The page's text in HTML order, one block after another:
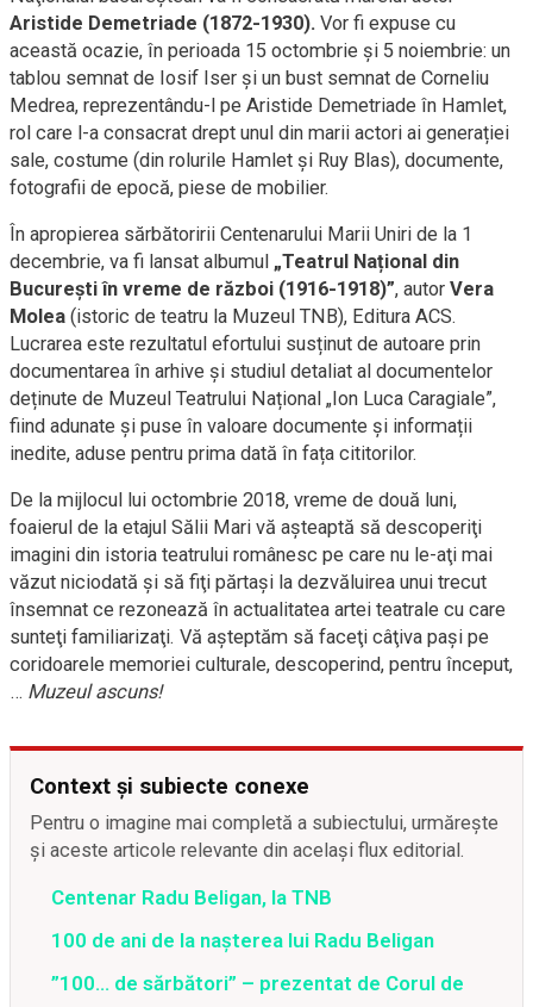
Aristide Demetriade (1872-1930). Vor fi expuse cu
această ocazie, în perioada 15 octombrie şi 5 noiembrie: un
tablou semnat de Iosif Iser și un bust semnat de Corneliu
Medrea, reprezentându-l pe Aristide Demetriade în Hamlet,
rol care l-a consacrat drept unul din marii actori ai generației
sale, costume (din rolurile Hamlet și Ruy Blas), documente,
fotografii de epocă, piese de mobilier.
În apropierea sărbătoririi Centenarului Marii Uniri de la 1
decembrie, va fi lansat albumul „Teatrul Național din
București în vreme de război (1916-1918)”, autor Vera
Molea (istoric de teatru la Muzeul TNB), Editura ACS.
Lucrarea este rezultatul efortului susținut de autoare prin
documentarea în arhive și studiul detaliat al documentelor
deținute de Muzeul Teatrului Național „Ion Luca Caragiale”,
fiind adunate și puse în valoare documente și informații
inedite, aduse pentru prima dată în fața cititorilor.
De la mijlocul lui octombrie 2018, vreme de două luni,
foaierul de la etajul Sălii Mari vă aşteaptă să descoperiţi
imagini din istoria teatrului românesc pe care nu le-aţi mai
văzut niciodată şi să fiţi părtaşi la dezvăluirea unui trecut
însemnat ce rezonează în actualitatea artei teatrale cu care
sunteţi familiarizaţi. Vă aşteptăm să faceţi câţiva paşi pe
coridoarele memoriei culturale, descoperind, pentru început,
… Muzeul ascuns!
Context și subiecte conexe
Pentru o imagine mai completă a subiectului, urmărește
și aceste articole relevante din același flux editorial.
Centenar Radu Beligan, la TNB
100 de ani de la nașterea lui Radu Beligan
”100… de sărbători” – prezentat de Corul de